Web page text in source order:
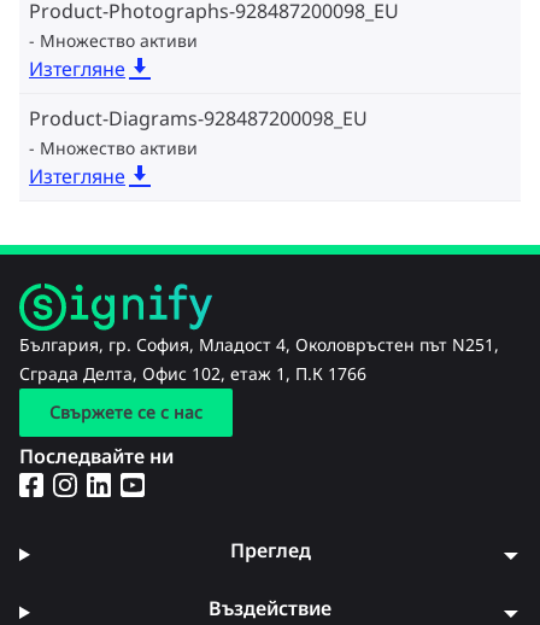
Product-Photographs-928487200098_EU
Множество активи
Изтегляне
Product-Diagrams-928487200098_EU
Множество активи
Изтегляне
България, гр. София, Младост 4, Околовръстен път N251,
Сграда Делта, Офис 102, етаж 1, П.К 1766
Свържете се с нас
Последвайте ни
Преглед
Въздействие